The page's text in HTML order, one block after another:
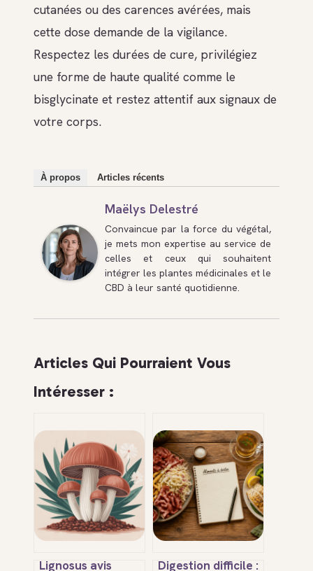
cutanées ou des carences avérées, mais
cette dose demande de la vigilance.
Respectez les durées de cure, privilégiez
une forme de haute qualité comme le
bisglycinate et restez attentif aux signaux de
votre corps.
À propos Articles récents
Maëlys Delestré
Convaincue par la force du végétal,
je mets mon expertise au service de
celles et ceux qui souhaitent
intégrer les plantes médicinales et le
CBD à leur santé quotidienne.
Articles Qui Pourraient Vous
Intéresser :
Lignosus avis
Digestion difficile :